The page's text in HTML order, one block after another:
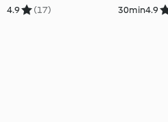
4.9 (17) 30min4.9